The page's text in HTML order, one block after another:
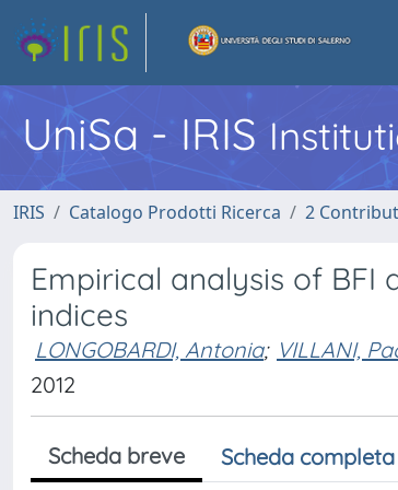
UniSa - IRIS
IRIS Catalogo Prodotti Ricerca 2
Empirical analysis of
indices
LONGOBARDI, Antonia; VILLANI,
2012
Scheda breve Scheda completa